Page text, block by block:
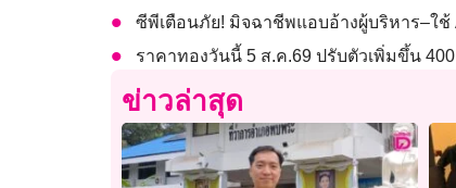
ซีพีเตือนภัย! มิจฉาชีพแอบอ้างผู้บริหาร–ใ
ราคาทองวันนี้ 5 ส.ค.69 ปรับตัวเพิ่มขึ้น
ข่าวล่าสุด